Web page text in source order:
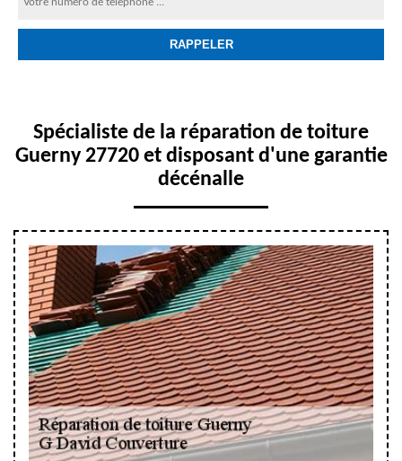
Spécialiste de la réparation de toiture
Guerny 27720 et disposant d'une garantie
décénalle